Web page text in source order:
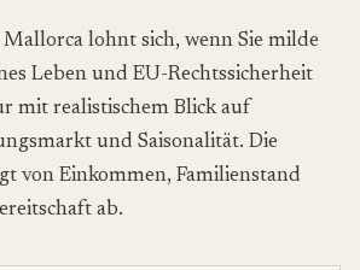
lohnt sich, wenn Sie milde
Leben und EU-Rechtssicherheit
mit realistischem Blick auf
und Saisonalität. Die
von Einkommen, Familienstand
ab.